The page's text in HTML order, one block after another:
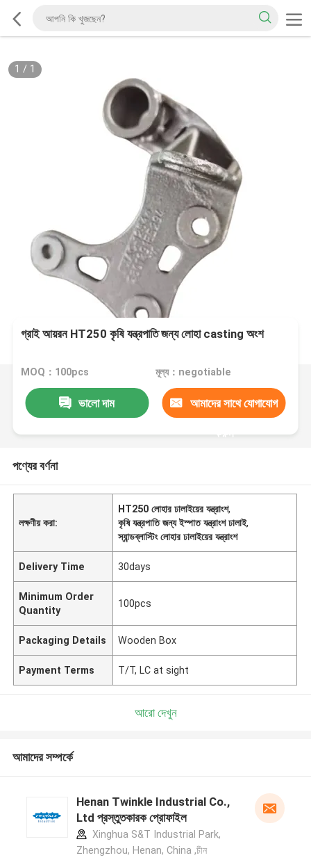
1 / 1
গ্রাই আয়রন HT250 কৃষি যন্ত্রপাতি জন্য লোহা casting অংশ
MOQ：100pcs মূল্য：negotiable
ভালো দাম আমাদের সাথে যোগাযোগ
করুন
পণ্যের বর্ণনা
লক্ষণীয় করা:
HT250 লোহার ঢালাইয়ের যন্ত্রাংশ,
কৃষি যন্ত্রপাতি জন্য ইস্পাত যন্ত্রাংশ ঢালাই,
স্যান্ডব্লাস্টিং লোহার ঢালাইয়ের যন্ত্রাংশ
Delivery Time 30days
Minimum Order
Quantity
100pcs
Packaging Details Wooden Box
Payment Terms T/T, LC at sight
আরো দেখুন
আমাদের সম্পর্কে
Henan Twinkle Industrial Co.,
Ltd প্রস্তুতকারক প্রোফাইল
Xinghua S&T Industrial Park,
Zhengzhou, Henan, China ,চীন